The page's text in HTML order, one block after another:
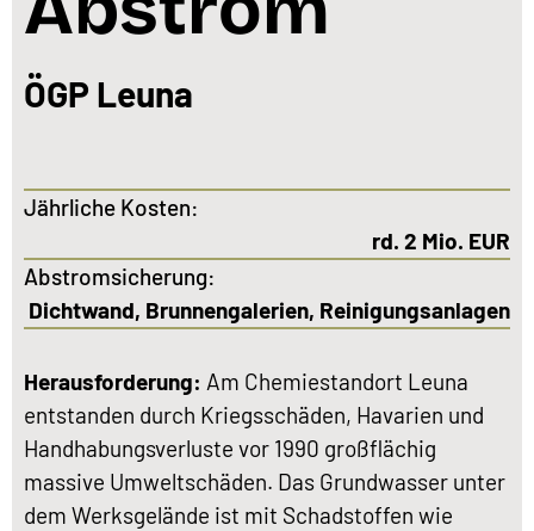
ÖGP Leuna
Jährliche Kosten:
rd. 2 Mio. EUR
Abstromsicherung:
Dichtwand, Brunnengalerien, Reinigungsanlagen
Herausforderung: Am Chemiestandort Leuna
entstanden durch Kriegsschäden, Havarien und
Handhabungsverluste vor 1990 großflächig
massive Umweltschäden. Das Grundwasser unter
dem Werksgelände ist mit Schadstoffen wie